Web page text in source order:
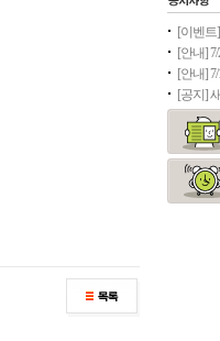
[안내]
[안내]
[공지]